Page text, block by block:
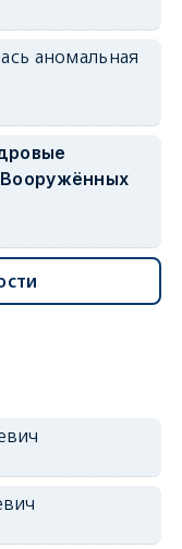
аномальная
Вооружённых